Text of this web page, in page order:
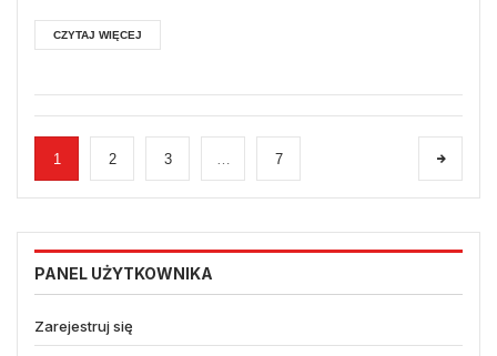
CZYTAJ WIĘCEJ
1 2 3 … 7
PANEL UŻYTKOWNIKA
Zarejestruj się